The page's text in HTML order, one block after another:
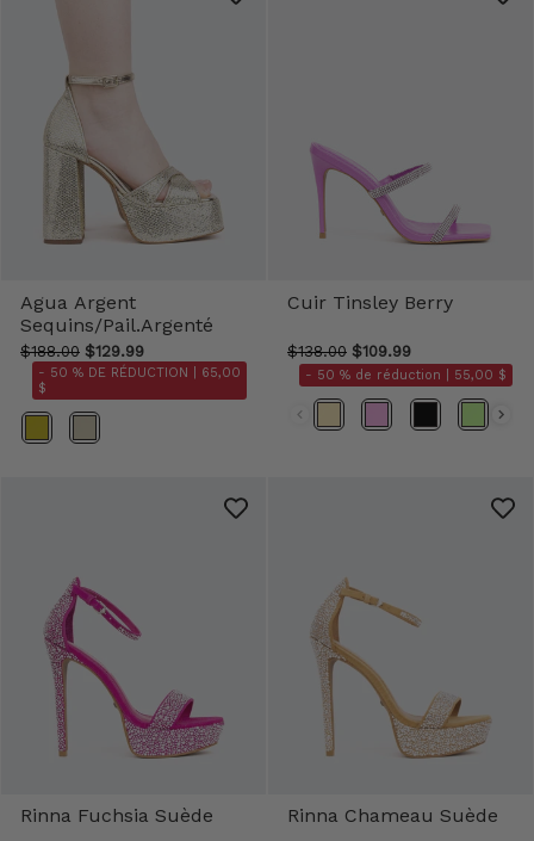
Agua Argent
Sequins/Pail.Argenté
$188.00 $129.99
- 50 % DE RÉDUCTION |
65,00
$
Couleur
Cuir Tinsley Berry
$138.00 $109.99
- 50 % de réduction | 55,00 $
Couleur
Rinna Fuchsia Suède Rinna Chameau Suède